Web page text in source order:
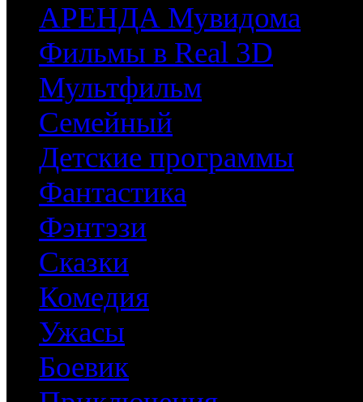
АРЕНДА Мувидома
Фильмы в Real 3D
Мультфильм
Семейный
Детские программы
Фантастика
Фэнтэзи
Сказки
Комедия
Ужасы
Боевик